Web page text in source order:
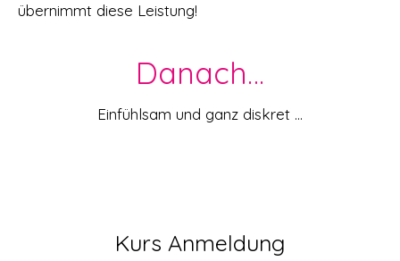
übernimmt diese Leistung!
Danach…
Einfühlsam und ganz diskret …
Kurs Anmeldung